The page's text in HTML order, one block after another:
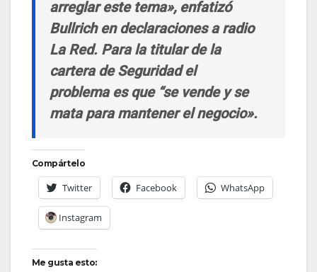
arreglar este tema», enfatizó
Bullrich en declaraciones a radio
La Red. Para la titular de la
cartera de Seguridad el
problema es que “se vende y se
mata para mantener el negocio».
Compártelo
Twitter Facebook WhatsApp
Instagram
Me gusta esto: